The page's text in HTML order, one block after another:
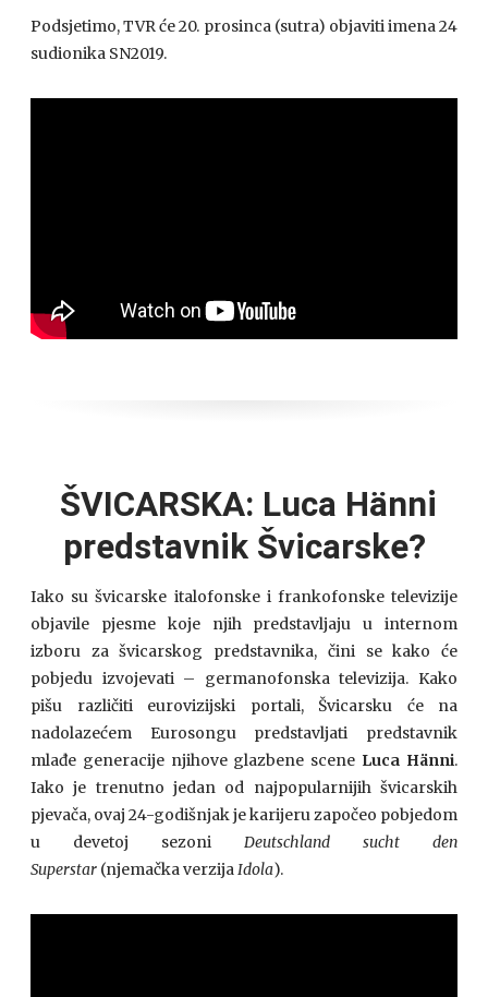
Podsjetimo, TVR će 20. prosinca (sutra) objaviti imena 24
sudionika SN2019.
ŠVICARSKA: Luca Hänni
predstavnik Švicarske?
Iako su švicarske italofonske i frankofonske televizije
objavile pjesme koje njih predstavljaju u internom
izboru za švicarskog predstavnika, čini se kako će
pobjedu izvojevati – germanofonska televizija. Kako
pišu različiti eurovizijski portali, Švicarsku će na
nadolazećem Eurosongu predstavljati predstavnik
mlađe generacije njihove glazbene scene Luca Hänni.
Iako je trenutno jedan od najpopularnijih švicarskih
pjevača, ovaj 24-godišnjak je karijeru započeo pobjedom
u devetoj sezoni Deutschland sucht den
Superstar (njemačka verzija Idola).